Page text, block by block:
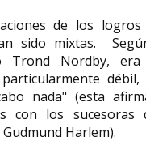
de los
sido mixtas.
Trond Nordby,
nada" (esta
con los sucesoras
Harlem).